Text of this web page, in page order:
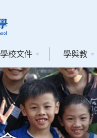
學校文件 學與教